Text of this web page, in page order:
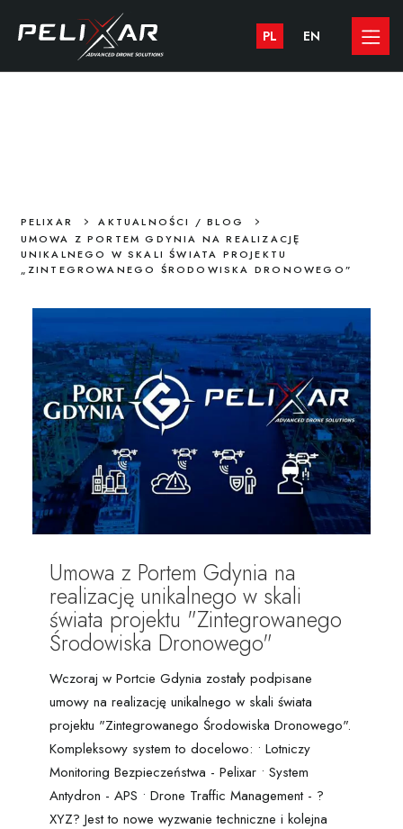
PL EN
PELIXAR > AKTUALNOŚCI / BLOG >
UMOWA Z PORTEM GDYNIA NA REALIZACJĘ
UNIKALNEGO W SKALI ŚWIATA PROJEKTU
„ZINTEGROWANEGO ŚRODOWISKA DRONOWEGO”
Umowa z Portem Gdynia na
realizację unikalnego w skali
świata projektu "Zintegrowanego
Środowiska Dronowego"
Wczoraj w Portcie Gdynia zostały podpisane
umowy na realizację unikalnego w skali świata
projektu "Zintegrowanego Środowiska Dronowego".
Kompleksowy system to docelowo: • Lotniczy
Monitoring Bezpieczeństwa - Pelixar • System
Antydron - APS • Drone Traffic Management - ?
XYZ? Jest to nowe wyzwanie techniczne i kolejna